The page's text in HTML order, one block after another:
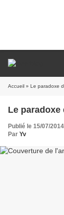
Accueil » Le paradoxe
Le
Publié le 15/07/
Par Yv